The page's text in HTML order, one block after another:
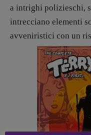
Coordinamento
media:
ARCHIVIO E AUTORI
a intrighi polizieschi,
intrecciano elementi
avveniristici con un